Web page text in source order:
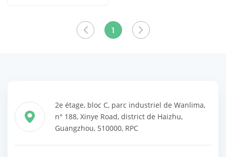
prix
1
2e étage, bloc C, parc industriel de Wanlima,
n° 188, Xinye Road, district de Haizhu,
Guangzhou, 510000, RPC